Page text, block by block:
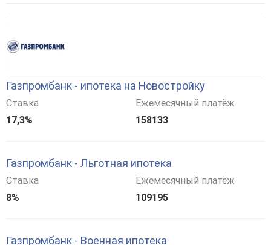
Газпромбанк - ипотека на Новостройку
Ставка
17,3%
Ежемесячный платёж
158133
Газпромбанк - Льготная ипотека
Ставка
8%
Ежемесячный платёж
109195
Газпромбанк - Военная ипотека